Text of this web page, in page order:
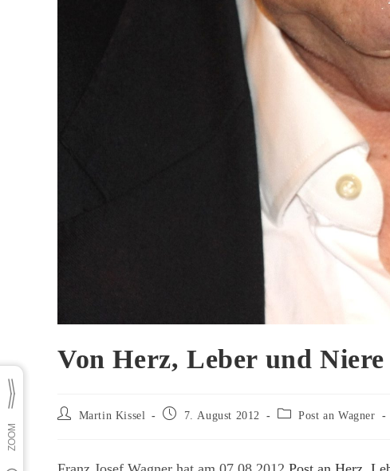
Von Herz, Leber und Niere
Beitrags-Martin Kissel
Beitrag7. August 2012
Beitrags-Post an Wagner